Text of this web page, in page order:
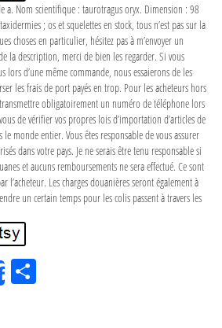
a. Nom scientifique : taurotragus oryx. Dimension : 98
; os et squelettes en stock, tous n’est pas sur la
choses en particulier, hésitez pas à m’envoyer un
la description, merci de bien les regarder. Si vous
lors d’une même commande, nous essaierons de les
les frais de port payés en trop. Pour les acheteurs hors
obligatoirement un numéro de téléphone lors
de vérifier vos propres lois d’importation d’articles de
monde entier. Vous êtes responsable de vous assurer
dans votre pays. Je ne serais être tenu responsable si
et aucuns remboursements ne sera effectué. Ce sont
l’acheteur. Les charges douanières seront également à
un certain temps pour les colis passent à travers les
Share